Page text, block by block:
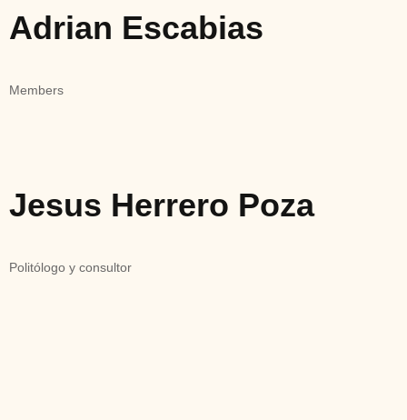
Adrian Escabias
Members
Jesus Herrero Poza
Politólogo y consultor